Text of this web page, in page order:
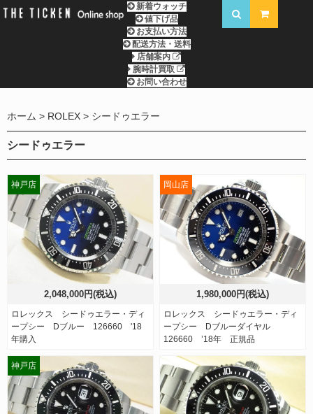
新着ウォッチ
値下げ品
お支払い方法
配送方法・送料
店舗案内
腕時計買取
お問い合わせ
ホーム ROLEX シードゥエラー
シードゥエラー
2,048,000円(税込)
ロレックス シードゥエラー・ディ
ープシー Dブルー 126660 '18
年購入
神戸店
1,980,000円(税込)
ロレックス シードゥエラー・ディ
ープシー Dブルーダイヤル
126660 ’18年 正規品
岡山店
神戸店